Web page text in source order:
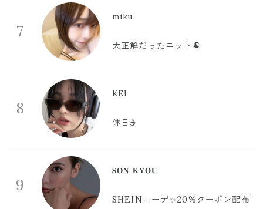
7
miku
大正解だったニット🐏
8
KEI
休日☕️
9
𝐒𝐎𝐍 𝐊𝐘𝐎𝐔
SHEINコーデ✨20%クーポン配布